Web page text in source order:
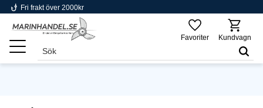
Meny
phishing Fri frakt över 2000kr
Favoriter Kundvagn